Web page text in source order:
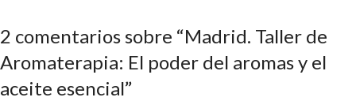
2 comentarios sobre “Madrid. Taller de
Aromaterapia: El poder del aromas y el
aceite esencial”